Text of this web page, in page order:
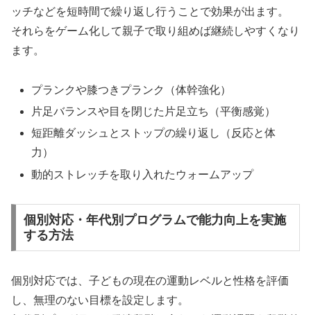
ッチなどを短時間で繰り返し行うことで効果が出ます。
それらをゲーム化して親子で取り組めば継続しやすくなり
ます。
プランクや膝つきプランク（体幹強化）
片足バランスや目を閉じた片足立ち（平衡感覚）
短距離ダッシュとストップの繰り返し（反応と体
力）
動的ストレッチを取り入れたウォームアップ
個別対応・年代別プログラムで能力向上を実施
する方法
個別対応では、子どもの現在の運動レベルと性格を評価
し、無理のない目標を設定します。